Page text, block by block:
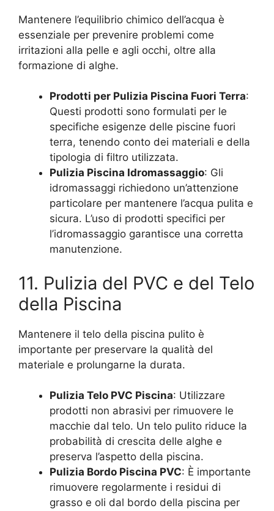
Mantenere l’equilibrio chimico dell’acqua è
essenziale per prevenire problemi come
irritazioni alla pelle e agli occhi, oltre alla
formazione di alghe.
Prodotti per Pulizia Piscina Fuori Terra:
Questi prodotti sono formulati per le
specifiche esigenze delle piscine fuori
terra, tenendo conto dei materiali e della
tipologia di filtro utilizzata.
Pulizia Piscina Idromassaggio: Gli
idromassaggi richiedono un’attenzione
particolare per mantenere l’acqua pulita e
sicura. L’uso di prodotti specifici per
l’idromassaggio garantisce una corretta
manutenzione.
11. Pulizia del PVC e del Telo
della Piscina
Mantenere il telo della piscina pulito è
importante per preservare la qualità del
materiale e prolungarne la durata.
Pulizia Telo PVC Piscina: Utilizzare
prodotti non abrasivi per rimuovere le
macchie dal telo. Un telo pulito riduce la
probabilità di crescita delle alghe e
preserva l’aspetto della piscina.
Pulizia Bordo Piscina PVC: È importante
rimuovere regolarmente i residui di
grasso e oli dal bordo della piscina per